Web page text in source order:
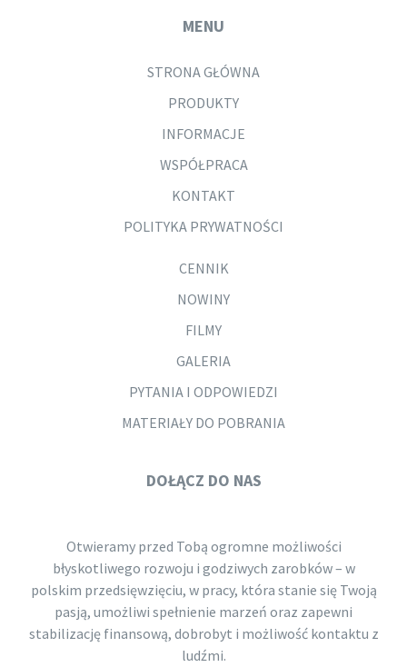
MENU
STRONA GŁÓWNA
PRODUKTY
INFORMACJE
WSPÓŁPRACA
KONTAKT
POLITYKA PRYWATNOŚCI
CENNIK
NOWINY
FILMY
GALERIA
PYTANIA I ODPOWIEDZI
MATERIAŁY DO POBRANIA
DOŁĄCZ DO NAS
Otwieramy przed Tobą ogromne możliwości
błyskotliwego rozwoju i godziwych zarobków – w
polskim przedsięwzięciu, w pracy, która stanie się Twoją
pasją, umożliwi spełnienie marzeń oraz zapewni
stabilizację finansową, dobrobyt i możliwość kontaktu z
ludźmi.